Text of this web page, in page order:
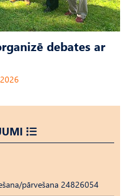
debates ar
pārvešana 24826054